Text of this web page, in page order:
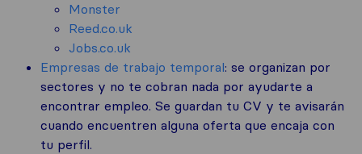
Monster
Reed.co.uk
Jobs.co.uk
Empresas de trabajo temporal: se organizan por
sectores y no te cobran nada por ayudarte a
encontrar empleo. Se guardan tu CV y te avisarán
cuando encuentren alguna oferta que encaja con
tu perfil.